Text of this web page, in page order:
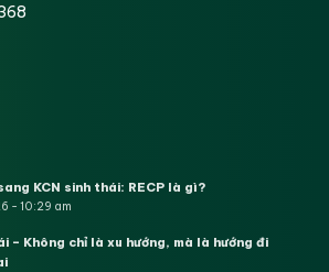
KCN sinh thái: RECP là gì?
- 10:29 am
– Không chỉ là xu hướng, mà là hướng đi